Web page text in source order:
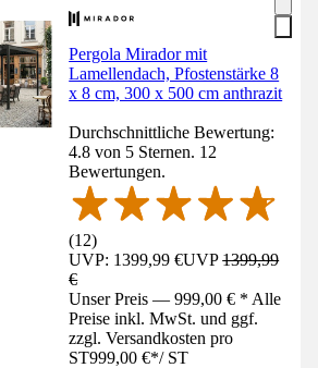
Pergola Mirador mit
Lamellendach, Pfostenstärke 8
x 8 cm, 300 x 500 cm anthrazit
Durchschnittliche Bewertung:
4.8 von 5 Sternen. 12
Bewertungen.
(12)
UVP: 1399,99 €UVP1399,99
€
Unser Preis — 999,00 € * Alle
Preise inkl. MwSt. und ggf.
zzgl. Versandkosten pro
ST999,00 €*/ ST